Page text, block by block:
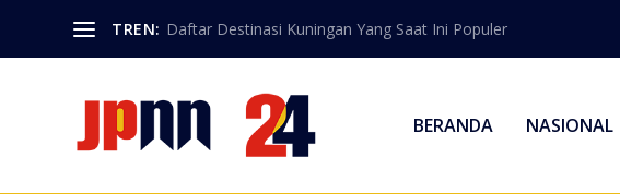
TREN: Daftar Destinasi Kuningan Yang Saat Ini Populer
BERANDA NASIONAL